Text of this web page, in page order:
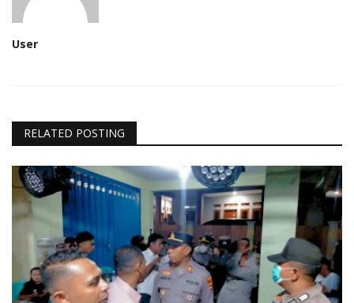
User
RELATED POSTING